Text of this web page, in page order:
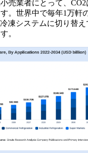
売業者にとって、
。世界中で毎年1万軒
凍システムに切り替
。